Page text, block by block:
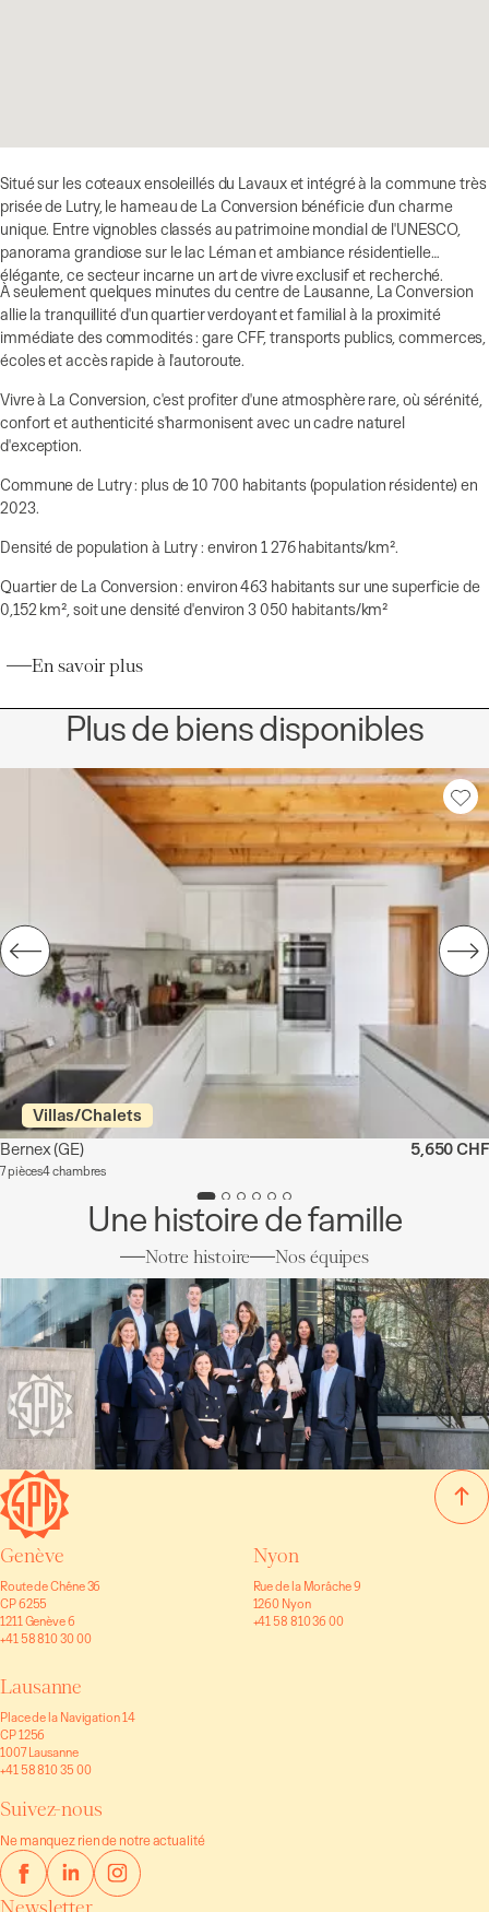
Situé sur les coteaux ensoleillés du Lavaux et intégré à la commune très
prisée de Lutry, le hameau de La Conversion bénéficie d'un charme
unique. Entre vignobles classés au patrimoine mondial de l'UNESCO,
panorama grandiose sur le lac Léman et ambiance résidentielle
élégante, ce secteur incarne un art de vivre exclusif et recherché.
À seulement quelques minutes du centre de Lausanne, La Conversion
allie la tranquillité d'un quartier verdoyant et familial à la proximité
immédiate des commodités : gare CFF, transports publics, commerces,
écoles et accès rapide à l'autoroute.
Vivre à La Conversion, c'est profiter d'une atmosphère rare, où sérénité,
confort et authenticité s'harmonisent avec un cadre naturel
d'exception.
Commune de Lutry : plus de 10 700 habitants (population résidente) en
2023.
Densité de population à Lutry : environ 1 276 habitants/km².
Quartier de La Conversion : environ 463 habitants sur une superficie de
0,152 km², soit une densité d'environ 3 050 habitants/km²
En savoir plus
Plus de biens disponibles
Villas/Chalets
Bernex(GE)
7 pièces4 chambres
5,650 CHF
Une histoire de famille
Notre histoire Nos équipes
Genève
Route de Chêne 36
CP 6255
1211 Genève 6
+41 58 810 30 00
Nyon
Rue de la Morâche 9
1260 Nyon
+41 58 810 36 00
Lausanne
Place de la Navigation 14
CP 1256
1007 Lausanne
+41 58 810 35 00
Suivez-nous
Ne manquez rien de notre actualité